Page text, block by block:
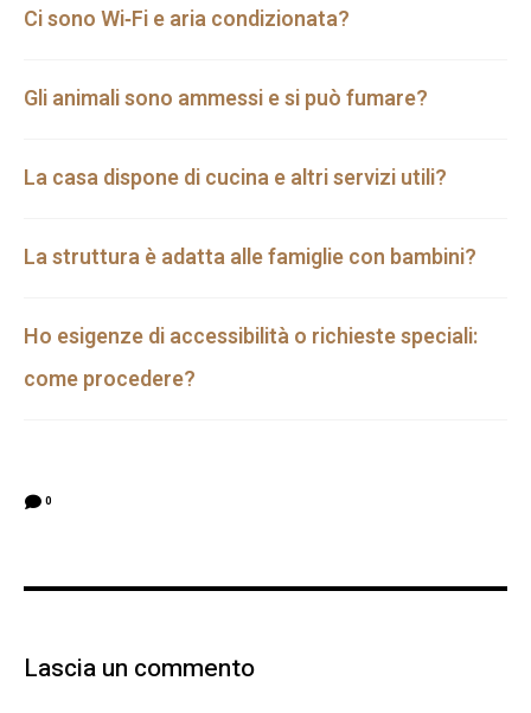
Ci sono Wi‑Fi e aria condizionata?
Gli animali sono ammessi e si può fumare?
La casa dispone di cucina e altri servizi utili?
La struttura è adatta alle famiglie con bambini?
Ho esigenze di accessibilità o richieste speciali:
come procedere?
0
Lascia un commento